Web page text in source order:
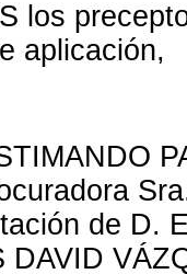
los
aplicación,
de D.
DAVID